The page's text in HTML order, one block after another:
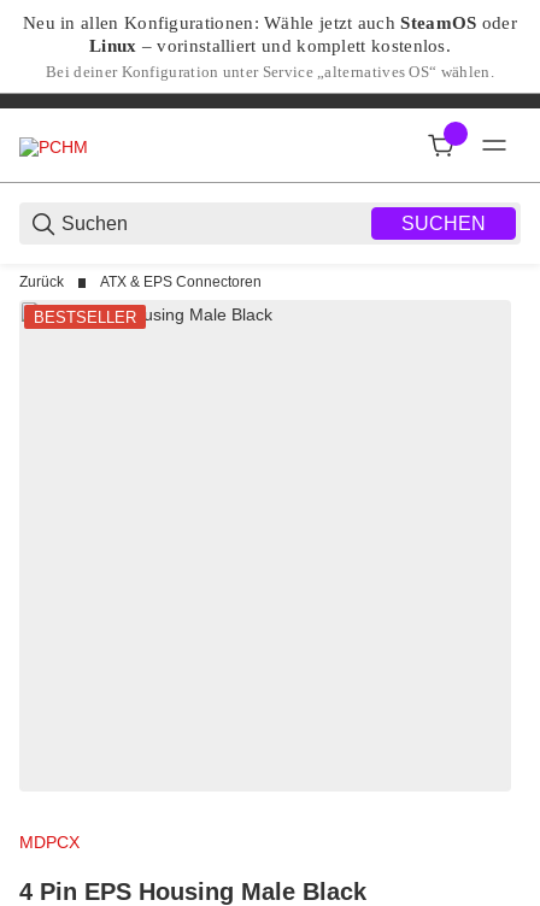
Neu in allen Konfigurationen: Wähle jetzt auchSteamOS oder
Linux – vorinstalliert und komplett kostenlos.
Bei deiner Konfiguration unter Service „alternatives OS“ wählen.
SUCHEN
Zurück ATX & EPS Connectoren
BESTSELLER
MDPCX
4 Pin EPS Housing Male Black